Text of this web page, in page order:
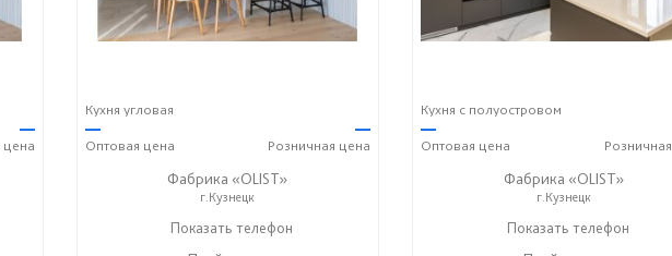
—
цена
Кухня угловая
—
Оптовая цена
—
Розничная цена
Фабрика «OLIST»
г.Кузнецк
☎+7 937 412 77 79
Показать телефон
Кухня с полуостровом
—
Оптовая цена Розничная
Фабрика «OLIST»
г.Кузнецк
+7 937 412 77 79
Показать телефон